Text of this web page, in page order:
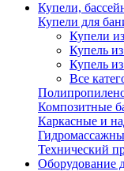
Купели,
Купели для
Купели
Купель
Купель
Все
Композитные
Каркасные и
Технический
Оборудование